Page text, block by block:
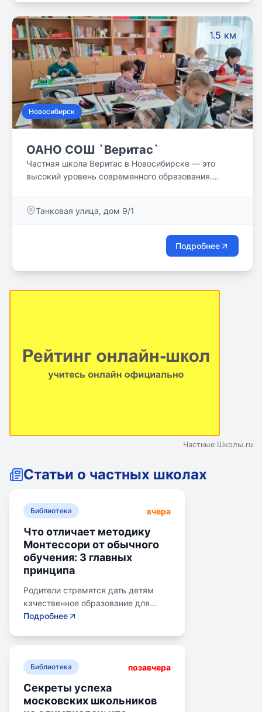
1.5 км
Новосибирск
ОАНО СОШ `Веритас`
Частная школа Веритас в Новосибирске — это
высокий уровень современного образования.
Танковая улица, дом 9/1
Подробнее
Частные Школы.ru
Статьи о частных школах
Библиотека вчера
Что отличает методику
Монтессори от обычного
обучения: 3 главных
принципа
Родители стремятся дать детям
качественное образование для
лучшего будущего. Обучение по
школа предлагает уроки на
эксперименты и творческие
погружения для развития детей.
Подробнее
Библиотека позавчера
Секреты успеха
московских школьников